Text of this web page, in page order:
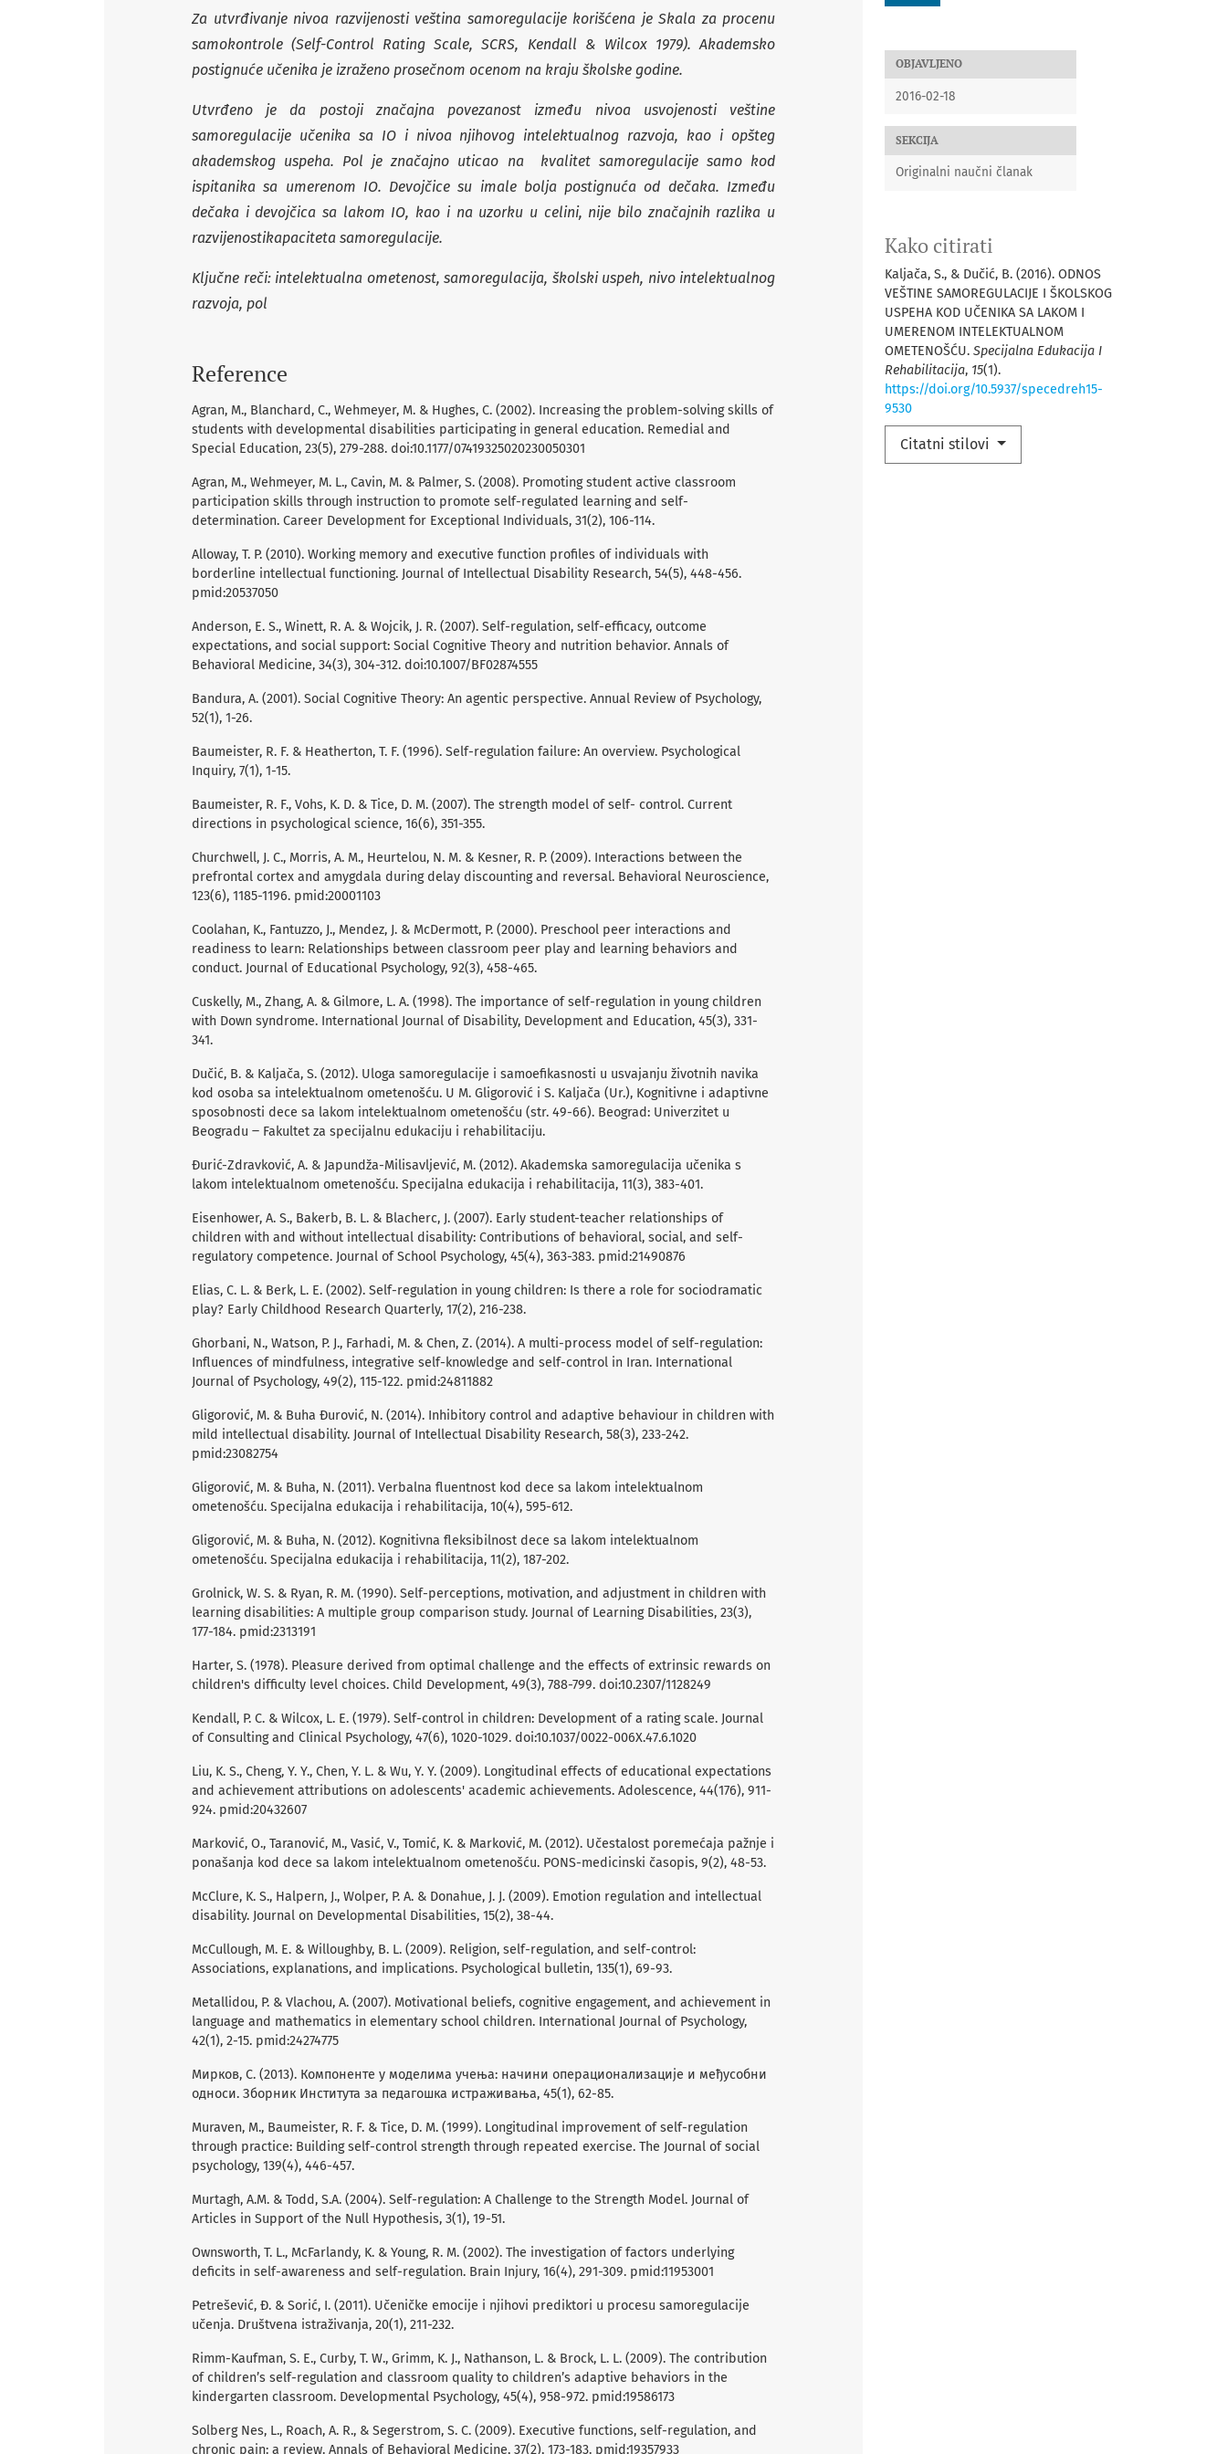
OBJAVLJENO
2016-02-18
SEKCIJA
Originalni naučni članak
Kako citirati
Kaljača, S., & Dučić, B. (2016). ODNOS
VEŠTINE SAMOREGULACIJE I ŠKOLSKOG
USPEHA KOD UČENIKA SA LAKOM I
UMERENOM INTELEKTUALNOM
OMETENOŠĆU. Specijalna Edukacija I
Rehabilitacija, 15(1).
https://doi.org/10.5937/specedreh15-
9530
Citatni stilovi
Za utvrđivanje nivoa razvijenosti veština samoregulacije korišćena je Skala za procenu
samokontrole (Self-Control Rating Scale, SCRS, Kendall & Wilcox 1979). Akademsko
postignuće učenika je izraženo prosečnom ocenom na kraju školske godine.
Utvrđeno je da postoji značajna povezanost između nivoa usvojenosti veštine
samoregulacije učenika sa IO i nivoa njihovog intelektualnog razvoja, kao i opšteg
akademskog uspeha. Pol je značajno uticao na kvalitet samoregulacije samo kod
ispitanika sa umerenom IO. Devojčice su imale bolja postignuća od dečaka. Između
dečaka i devojčica sa lakom IO, kao i na uzorku u celini, nije bilo značajnih razlika u
razvijenostikapaciteta samoregulacije.
Ključne reči: intelektualna ometenost, samoregulacija, školski uspeh, nivo intelektualnog
razvoja, pol
Reference
Agran, M., Blanchard, C., Wehmeyer, M. & Hughes, C. (2002). Increasing the problem-solving skills of
students with developmental disabilities participating in general education. Remedial and
Special Education, 23(5), 279-288. doi:10.1177/07419325020230050301
Agran, M., Wehmeyer, M. L., Cavin, M. & Palmer, S. (2008). Promoting student active classroom
participation skills through instruction to promote self-regulated learning and self-
determination. Career Development for Exceptional Individuals, 31(2), 106-114.
Alloway, T. P. (2010). Working memory and executive function profiles of individuals with
borderline intellectual functioning. Journal of Intellectual Disability Research, 54(5), 448-456.
pmid:20537050
Anderson, E. S., Winett, R. A. & Wojcik, J. R. (2007). Self-regulation, self-efficacy, outcome
expectations, and social support: Social Cognitive Theory and nutrition behavior. Annals of
Behavioral Medicine, 34(3), 304-312. doi:10.1007/BF02874555
Bandura, A. (2001). Social Cognitive Theory: An agentic perspective. Annual Review of Psychology,
52(1), 1-26.
Baumeister, R. F. & Heatherton, T. F. (1996). Self-regulation failure: An overview. Psychological
Inquiry, 7(1), 1-15.
Baumeister, R. F., Vohs, K. D. & Tice, D. M. (2007). The strength model of self- control. Current
directions in psychological science, 16(6), 351-355.
Churchwell, J. C., Morris, A. M., Heurtelou, N. M. & Kesner, R. P. (2009). Interactions between the
prefrontal cortex and amygdala during delay discounting and reversal. Behavioral Neuroscience,
123(6), 1185-1196. pmid:20001103
Coolahan, K., Fantuzzo, J., Mendez, J. & McDermott, P. (2000). Preschool peer interactions and
readiness to learn: Relationships between classroom peer play and learning behaviors and
conduct. Journal of Educational Psychology, 92(3), 458-465.
Cuskelly, M., Zhang, A. & Gilmore, L. A. (1998). The importance of self-regulation in young children
with Down syndrome. International Journal of Disability, Development and Education, 45(3), 331-
341.
Dučić, B. & Kaljača, S. (2012). Uloga samoregulacije i samoefikasnosti u usvajanju životnih navika
kod osoba sa intelektualnom ometenošću. U M. Gligorović i S. Kaljača (Ur.), Kognitivne i adaptivne
sposobnosti dece sa lakom intelektualnom ometenošću (str. 49-66). Beograd: Univerzitet u
Beogradu ‒ Fakultet za specijalnu edukaciju i rehabilitaciju.
Đurić-Zdravković, A. & Japundža-Milisavljević, M. (2012). Akademska samoregulacija učenika s
lakom intelektualnom ometenošću. Specijalna edukacija i rehabilitacija, 11(3), 383-401.
Eisenhower, А. S., Bakerb, B. L. & Blacherc, J. (2007). Early student-teacher relationships of
children with and without intellectual disability: Contributions of behavioral, social, and self-
regulatory competence. Journal of School Psychology, 45(4), 363-383. pmid:21490876
Elias, C. L. & Berk, L. E. (2002). Self-regulation in young children: Is there a role for sociodramatic
play? Early Childhood Research Quarterly, 17(2), 216-238.
Ghorbani, N., Watson, P. J., Farhadi, M. & Chen, Z. (2014). A multi-process model of self-regulation:
Influences of mindfulness, integrative self-knowledge and self-control in Iran. International
Journal of Psychology, 49(2), 115-122. pmid:24811882
Gligorović, M. & Buha Ðurović, N. (2014). Inhibitory control and adaptive behaviour in children with
mild intellectual disability. Journal of Intellectual Disability Research, 58(3), 233-242.
pmid:23082754
Gligorović, M. & Buha, N. (2011). Verbalna fluentnost kod dece sa lakom intelektualnom
ometenošću. Specijalna edukacija i rehabilitacija, 10(4), 595-612.
Gligorović, M. & Buha, N. (2012). Kognitivna fleksibilnost dece sa lakom intelektualnom
ometenošću. Specijalna edukacija i rehabilitacija, 11(2), 187-202.
Grolnick, W. S. & Ryan, R. M. (1990). Self-perceptions, motivation, and adjustment in children with
learning disabilities: A multiple group comparison study. Journal of Learning Disabilities, 23(3),
177-184. pmid:2313191
Harter, S. (1978). Pleasure derived from optimal challenge and the effects of extrinsic rewards on
children's difficulty level choices. Child Development, 49(3), 788-799. doi:10.2307/1128249
Kendall, P. C. & Wilcox, L. E. (1979). Self-control in children: Development of a rating scale. Journal
of Consulting and Clinical Psychology, 47(6), 1020-1029. doi:10.1037/0022-006X.47.6.1020
Liu, K. S., Cheng, Y. Y., Chen, Y. L. & Wu, Y. Y. (2009). Longitudinal effects of educational expectations
and achievement attributions on adolescents' academic achievements. Adolescence, 44(176), 911-
924. pmid:20432607
Marković, O., Taranović, M., Vasić, V., Tomić, K. & Marković, M. (2012). Učestalost poremećaja pažnje i
ponašanja kod dece sa lakom intelektualnom ometenošću. PONS-medicinski časopis, 9(2), 48-53.
McClure, K. S., Halpern, J., Wolper, P. A. & Donahue, J. J. (2009). Emotion regulation and intellectual
disability. Journal on Developmental Disabilities, 15(2), 38-44.
McCullough, M. E. & Willoughby, B. L. (2009). Religion, self-regulation, and self-control:
Associations, explanations, and implications. Psychological bulletin, 135(1), 69-93.
Metallidou, P. & Vlachou, A. (2007). Motivational beliefs, cognitive engagement, and achievement in
language and mathematics in elementary school children. International Journal of Psychology,
42(1), 2-15. pmid:24274775
Мирков, С. (2013). Компоненте у моделима учења: начини операционализације и међусобни
односи. Зборник Института за педагошка истраживања, 45(1), 62-85.
Muraven, M., Baumeister, R. F. & Tice, D. M. (1999). Longitudinal improvement of self-regulation
through practice: Building self-control strength through repeated exercise. The Journal of social
psychology, 139(4), 446-457.
Murtagh, A.M. & Todd, S.A. (2004). Self-regulation: A Challenge to the Strength Model. Journal of
Articles in Support of the Null Hypothesis, 3(1), 19-51.
Ownsworth, T. L., McFarlandy, K. & Young, R. M. (2002). The investigation of factors underlying
deficits in self-awareness and self-regulation. Brain Injury, 16(4), 291-309. pmid:11953001
Petrešević, Đ. & Sorić, I. (2011). Učeničke emocije i njihovi prediktori u procesu samoregulacije
učenja. Društvena istraživanja, 20(1), 211-232.
Rimm-Kaufman, S. E., Curby, T. W., Grimm, K. J., Nathanson, L. & Brock, L. L. (2009). The contribution
of children’s self-regulation and classroom quality to children’s adaptive behaviors in the
kindergarten classroom. Developmental Psychology, 45(4), 958-972. pmid:19586173
Solberg Nes, L., Roach, A. R., & Segerstrom, S. C. (2009). Executive functions, self-regulation, and
chronic pain: a review. Annals of Behavioral Medicine, 37(2), 173-183. pmid:19357933